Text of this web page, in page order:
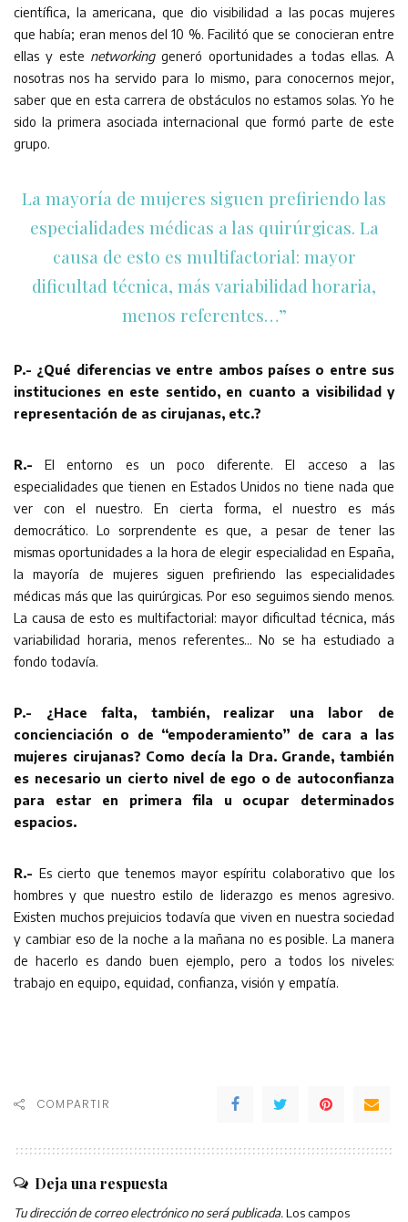
científica, la americana, que dio visibilidad a las pocas mujeres
que había; eran menos del 10 %. Facilitó que se conocieran entre
ellas y este networkinggeneró oportunidades a todas ellas. A
nosotras nos ha servido para lo mismo, para conocernos mejor,
saber que en esta carrera de obstáculos no estamos solas. Yo he
sido la primera asociada internacional que formó parte de este
grupo.
La mayoría de mujeres siguen prefiriendo las
especialidades médicas a las quirúrgicas. La
causa de esto es multifactorial: mayor
dificultad técnica, más variabilidad horaria,
menos referentes…”
P.- ¿Qué diferencias ve entre ambos países o entre sus
instituciones en este sentido, en cuanto a visibilidad y
representación de as cirujanas, etc.?
R.-El entorno es un poco diferente. El acceso a las
especialidades que tienen en Estados Unidos no tiene nada que
ver con el nuestro. En cierta forma, el nuestro es más
democrático. Lo sorprendente es que, a pesar de tener las
mismas oportunidades a la hora de elegir especialidad en España,
la mayoría de mujeres siguen prefiriendo las especialidades
médicas más que las quirúrgicas. Por eso seguimos siendo menos.
La causa de esto es multifactorial: mayor dificultad técnica, más
variabilidad horaria, menos referentes… No se ha estudiado a
fondo todavía.
P.- ¿Hace falta, también, realizar una labor de
concienciación o de “empoderamiento” de cara a las
mujeres cirujanas? Como decía la Dra. Grande, también
es necesario un cierto nivel de ego o de autoconfianza
para estar en primera fila u ocupar determinados
espacios.
R.- Es cierto que tenemos mayor espíritu colaborativo que los
hombres y que nuestro estilo de liderazgo es menos agresivo.
Existen muchos prejuicios todavía que viven en nuestra sociedad
y cambiar eso de la noche a la mañana no es posible. La manera
de hacerlo es dando buen ejemplo, pero a todos los niveles:
trabajo en equipo, equidad, confianza, visión y empatía.
COMPARTIR
Deja una respuesta
Tu dirección de correo electrónico no será publicada.Los campos